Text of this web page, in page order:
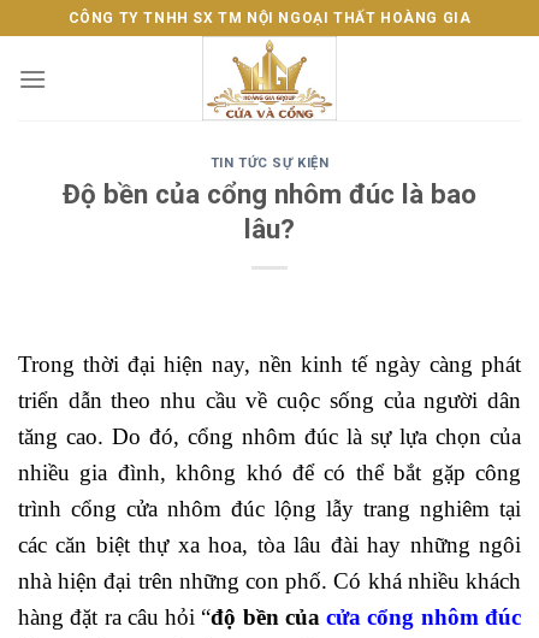
to
content
CÔNG TY TNHH SX TM NỘI NGOẠI THẤT HOÀNG GIA
TIN TỨC SỰ KIỆN
Độ bền của cổng nhôm đúc là bao
lâu?
Trong thời đại hiện nay, nền kinh tế ngày càng phát
triển dẫn theo nhu cầu về cuộc sống của người dân
tăng cao. Do đó, cổng nhôm đúc là sự lựa chọn của
nhiều gia đình, không khó để có thể bắt gặp công
trình cổng cửa nhôm đúc lộng lẫy trang nghiêm tại
các căn biệt thự xa hoa, tòa lâu đài hay những ngôi
nhà hiện đại trên những con phố. Có khá nhiều khách
hàng đặt ra câu hỏi “độ bền củacửa cổng nhôm đúc